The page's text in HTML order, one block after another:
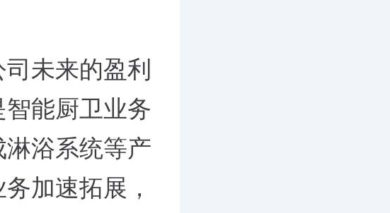
未来的盈利
能厨卫业务
浴系统等产
加速拓展，